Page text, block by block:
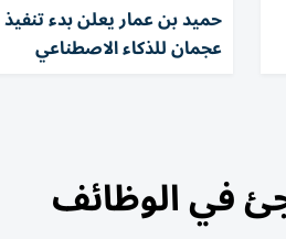
حميد بن عمار يعلن بدء تنفيذ
عجمان للذكاء الاصطناعي
في الوظائف